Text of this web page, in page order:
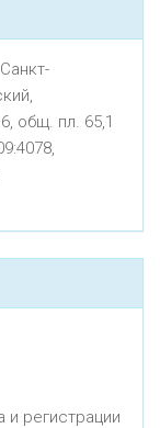
общ. пл. 65,1
и регистрации